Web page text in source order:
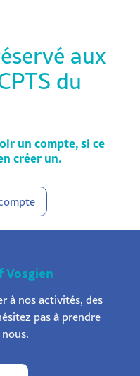
aux
du
un compte, si ce
créer un.
Vosgien
à nos activités, des
pas à prendre